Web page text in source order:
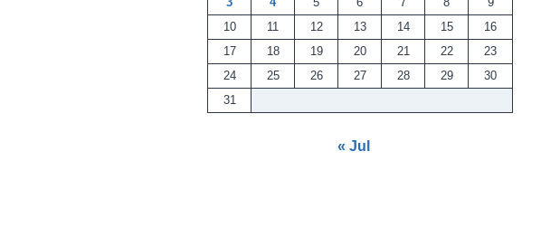
10
11 12 13 14 15
16
17
18 19 20 21 22
23
24
25 26 27 28 29
30
31
« Jul